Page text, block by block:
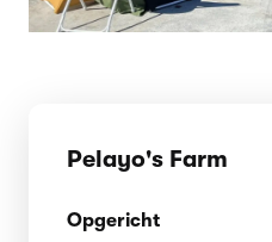
Pelayo's Farm
Opgericht